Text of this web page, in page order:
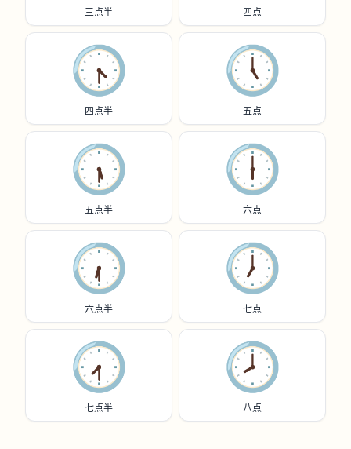
三点半 四点
🕟️
四点半
🕔️
五点
🕠️
五点半
🕕️
六点
🕡️
六点半
🕖️
七点
🕢️
七点半
🕗️
八点